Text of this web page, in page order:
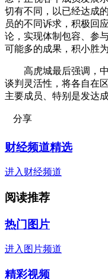
切有不同，以已经达成
员的不同诉求，积极回
论，实现体制包容、参
可能多的成果，积小胜
高虎城最后强调，中
谈判灵活性，将各自在
主要成员、特别是发达
分享
财经频道精选
进入财经频道
阅读推荐
热门图片
进入图片频道
精彩视频